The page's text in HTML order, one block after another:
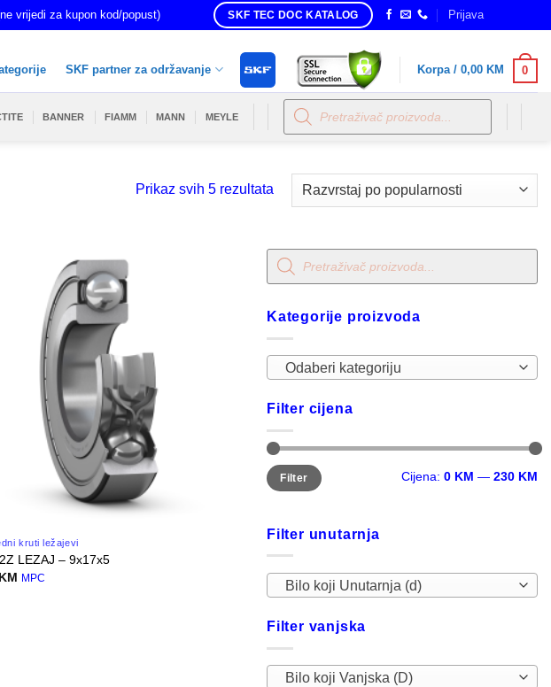
vrijedi za kupon kod/popust) SKF TEC DOC KATALOG Prijava
SKF partner za održavanje Korpa / 0,00 KM 0
BANNER FIAMM MANN MEYLE
Products
search
Prikaz svih 5 rezultataSorted
kruti ležajevi
LEZAJ – 9x17x5
KM MPC
Products
search
Kategorije proizvoda
Odaberi kategoriju
Filter cijena
Minimalna
cijena
Maksimalna
cijena
Filter Cijena: 0 KM — 230 KM
Filter unutarnja
Bilo koji Unutarnja (d)
Filter vanjska
Bilo koji Vanjska (D)